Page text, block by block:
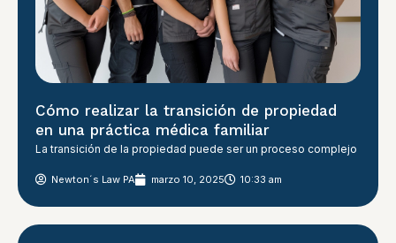
Cómo realizar la transición de propiedad
en una práctica médica familiar
La transición de la propiedad puede ser un proceso complejo
Newton´s Law PA marzo 10, 2025 10:33 am